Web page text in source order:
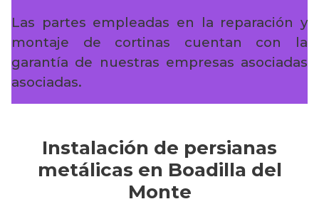
Las partes empleadas en la reparación y
montaje de cortinas cuentan con la
garantía de nuestras empresas asociadas
asociadas.
Instalación de persianas
metálicas en Boadilla del
Monte